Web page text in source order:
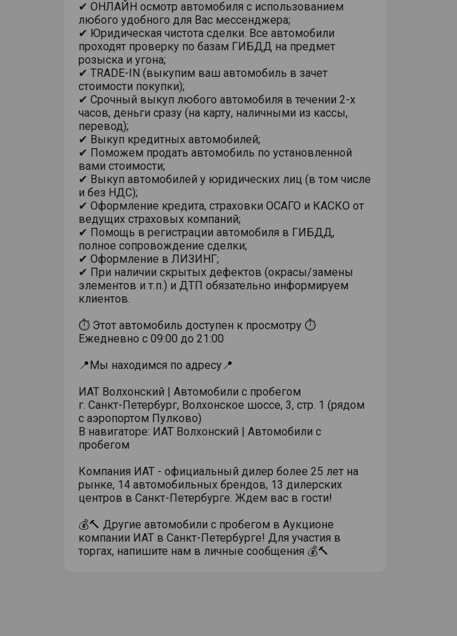
✔ ОНЛАЙН осмотр автомобиля с использованием
любого удобного для Вас мессенджера;
✔ Юридическая чистота сделки. Все автомобили
проходят проверку по базам ГИБДД на предмет
розыска и угона;
✔ TRADE-IN (выкупим ваш автомобиль в зачет
стоимости покупки);
✔ Срочный выкуп любого автомобиля в течении 2-х
часов, деньги сразу (на карту, наличными из кассы,
перевод);
✔ Выкуп кредитных автомобилей;
✔ Поможем продать автомобиль по установленной
вами стоимости;
✔ Выкуп автомобилей у юридических лиц (в том числе
и без НДС);
✔ Оформление кредита, страховки ОСАГО и КАСКО от
ведущих страховых компаний;
✔ Помощь в регистрации автомобиля в ГИБДД,
полное сопровождение сделки;
✔ Оформление в ЛИЗИНГ;
✔ При наличии скрытых дефектов (окрасы/замены
элементов и т.п.) и ДТП обязательно информируем
клиентов.
⏱ Этот автомобиль доступен к просмотру ⏱
Ежедневно с 09:00 до 21:00
📍Мы находимся по адресу📍
ИАТ Волхонский | Автомобили с пробегом
г. Санкт-Петербург, Волхонское шоссе, 3, стр. 1 (рядом
с аэропортом Пулково)
В навигаторе: ИАТ Волхонский | Автомобили с
пробегом
Компания ИАТ - официальный дилер более 25 лет на
рынке, 14 автомобильных брендов, 13 дилерских
центров в Санкт-Петербурге. Ждем вас в гости!
💰🔨 Другие автомобили с пробегом в Аукционе
компании ИАТ в Санкт-Петербурге! Для участия в
торгах, напишите нам в личные сообщения 💰🔨